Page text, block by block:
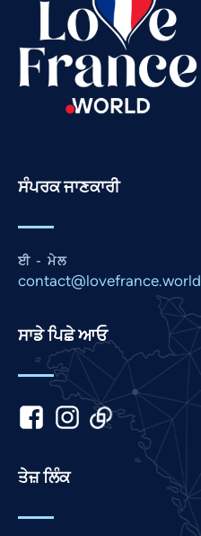
ਸੰਪਰਕ ਜਾਣਕਾਰੀ
ਈ - ਮੇਲ
contact@lovefrance.world
ਸਾਡੇ ਪਿਛੇ ਆਓ
ਤੇਜ਼ ਲਿੰਕ